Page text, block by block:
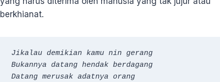
berkhianat.
Jikalau demikian kamu nin gerang
Bukannya datang hendak berdagang
Datang merusak adatnya orang